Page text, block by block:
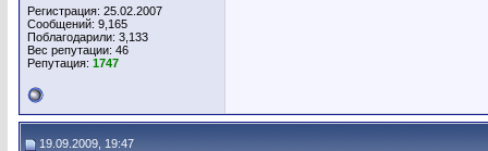
Регистрация: 25.02.2007
Сообщений: 9,165
Поблагодарили: 3,133
Вес репутации: 46
Репутация: 1747
19.09.2009, 19:47